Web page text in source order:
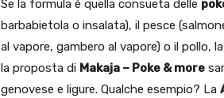
Se la formula è quella consueta delle
barbabietola o insalata), il pesce
al vapore, gambero al vapore) o il pollo,
la proposta di Makaja – Poke & more
genovese e ligure. Qualche esempio? La